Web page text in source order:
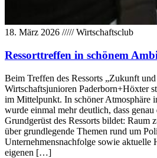
18. März 2026 /////Wirtschaftsclub
Ressorttreffen in schönem
Beim Treffen des Ressorts „Zukunft
Wirtschaftsjunioren Paderborn+Höxter
im Mittelpunkt. In schöner Atmosphäre
wurde einmal mehr deutlich, dass
Grundgerüst des Ressorts bildet: Raum
über grundlegende Themen rund um
Unternehmensnachfolge sowie aktuelle
eigenen […]